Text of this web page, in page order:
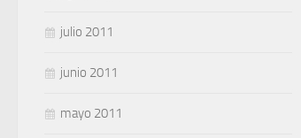
julio 2011
junio 2011
mayo 2011